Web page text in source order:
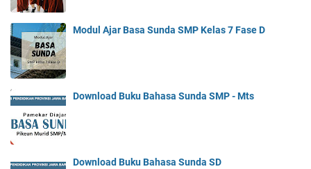
Modul Ajar Basa Sunda SMP Kelas 7 Fase D
Download Buku Bahasa Sunda SMP - Mts
Download Buku Bahasa Sunda SD